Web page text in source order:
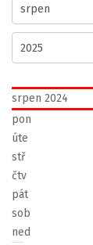
srpen 2024
pon
úte
stř
čtv
pát
sob
ned